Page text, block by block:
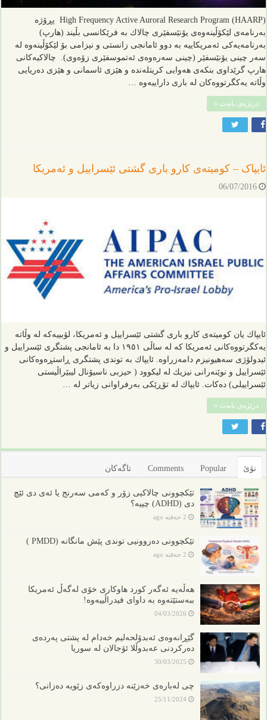
High Frequency Active Auroral Research Program (HAARP) پڕۆژه‌
به‌رنامه‌ی لێكۆڵینه‌وه‌ی یۆنێسفێری چالاك به‌ فرێكانسی بڵیند (هارپ)
به‌رنامه‌یه‌كی ئه‌مریكاییه‌ به‌ دوو ئامانجی زانستی و نیزامی بۆ لێكۆڵینه‌وه‌ له‌
سه‌ر چینی یۆنێسفێر (چینی سه‌ره‌وه‌ی ئه‌تموسفێری زۆه‌وی). چالاكیه‌كانی
هارپ گرێداوی بنكه‌ی هه‌وایی كریتله‌نده‌ و هێزی ئاسمانی و هێزی ‌ده‌ریایی
وڵاته‌ یه‌كگرتووه‌كان‌ لە باری‌ داراییه‌وە‌ …
درێژەی بابەت »
ئایپاک – كومیته‌ی کارو باری گشتی ئێسراییل و ئه‌مریكا
06/07/2016
ئایپاك یان كومیته‌ی کارو باری گشتی ئێسراییل و ئه‌مریكا، لۆبییه‌كه‌ له‌ وڵا‌ته‌
یه‌كگرتووه‌كانی ئه‌مریكا كه‌ له‌ ساڵی ١٩٥١ دا به‌ ئامانجی پشتگری ئێسراییل و
ئیدولۆژی سه‌هیونیزم دامه‌زراوه‌. ئایپاك به‌ توندی پشتگری ڕاستڕه‌وه‌كانی
ئێسراییل و نوێنه‌رانی نیزیك له‌ لیكوود ( حیزبی ناسیۆنال لیبێراڵیستی
ئێسراییلی) ده‌كات. ئایپاك له‌ تۆڕێكی به‌رفراوانی زیاتر له‌‌‌ …
درێژەی بابەت »
نۆێ Popular
Comments تاگەکان
تێکچوونی چالاکیی زۆر و کەمی سەرنج یا ئەی دی ئێچ
دی (ADHD) چییە؟
2 حەفتە ago
تێکچوونی دەروونیی توندی پێش مانگانە (PMDD )
2 حەفتە ago
هەڵەیە ئەگەر کورد هاوکاری خۆی لەگەڵ ئەمریکا
ببەستێتەوە بە داوای فیدراڵییەوە!
04/03/2026
گێڕانەوەی ئەبدۆلحەلیم خەدام لە پشتی پەردەی
دەرکردنی عەبدوڵلا ئۆجالان لە سوریا
30/03/2025
چی لەبارەی خەزێنە دزراوەکەی زێویە دەزانی؟
25/11/2024